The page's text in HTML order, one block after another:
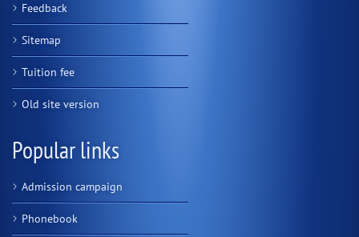
Feedback
Sitemap
Tuition fee
Old site version
Popular links
Admission campaign
Phonebook